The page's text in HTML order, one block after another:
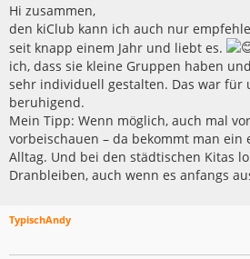
i
r
a
g
Hi zusammen,
den kiClub kann ich auch nur
seit knapp einem Jahr und liebt es.
ich, dass sie kleine Gruppen haben
sehr individuell gestalten. Das war für
beruhigend.
Mein Tipp: Wenn möglich, auch mal
vorbeischauen – da bekommt man ein
Alltag. Und bei den städtischen Kitas
Dranbleiben, auch wenn es anfangs
TypischAndy